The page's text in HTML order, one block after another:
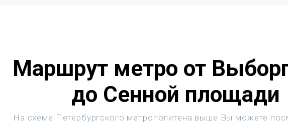
Маршрут метро от
до Сенной площади
На схеме Петербургского метрополитена выше Вы можете